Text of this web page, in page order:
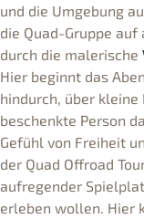
und die Umgebung
die Quad-Gruppe auf
durch die malerische
Hier beginnt das
hindurch, über kleine
beschenkte Person
Gefühl von Freiheit
der Quad Offroad
aufregender
erleben wollen. Hier